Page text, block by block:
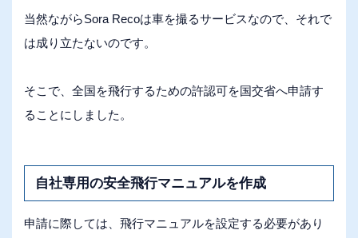
当然ながらSora Recoは車を撮るサービスなので、それで
は成り立たないのです。
そこで、全国を飛行するための許認可を国交省へ申請す
ることにしました。
自社専用の安全飛行マニュアルを作成
申請に際しては、飛行マニュアルを設定する必要があり